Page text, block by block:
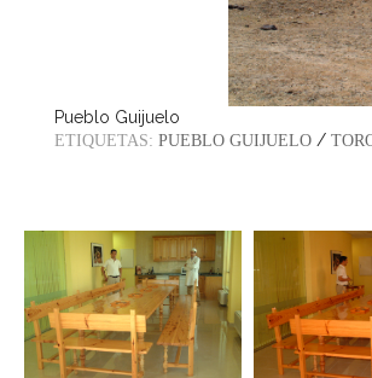
Pueblo Guijuelo
ETIQUETAS: PUEBLO GUIJUELO /